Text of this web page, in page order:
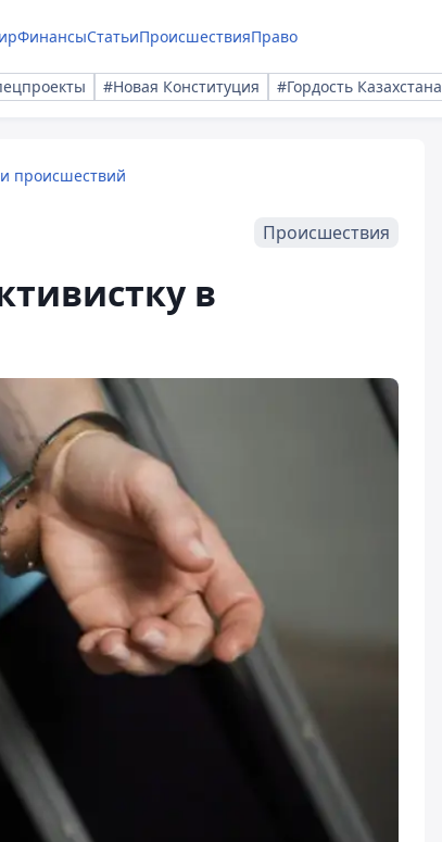
ФинансыСтатьиПроисшествияПраво
#Новая Конституция #Гордость Казахстана
происшествий
Происшествия
в